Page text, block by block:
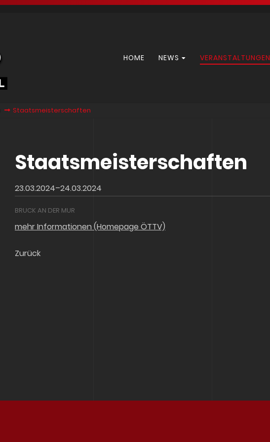
Navigation
HOME NEWS VERANSTALTUNGEN
Staatsmeisterschaften
Staatsmeisterschaften
23.03.2024–24.03.2024
BRUCK AN DER MUR
mehr Informationen (Homepage ÖTTV)
Zurück